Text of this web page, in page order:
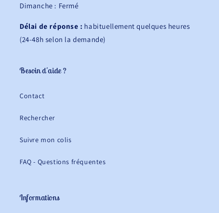
Dimanche : Fermé
Délai de réponse : habituellement quelques heures
(24-48h selon la demande)
Besoin d'aide ?
Contact
Rechercher
Suivre mon colis
FAQ - Questions fréquentes
Informations